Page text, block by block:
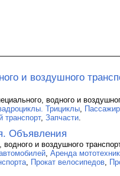
и воздушного
водного и
Трициклы
транспорт, Запчасти
Объявления
и воздушного
Аренда
Прокат велосипедов